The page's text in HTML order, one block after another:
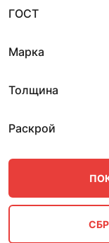
ГОСТ
Марка
Толщина
Раскрой